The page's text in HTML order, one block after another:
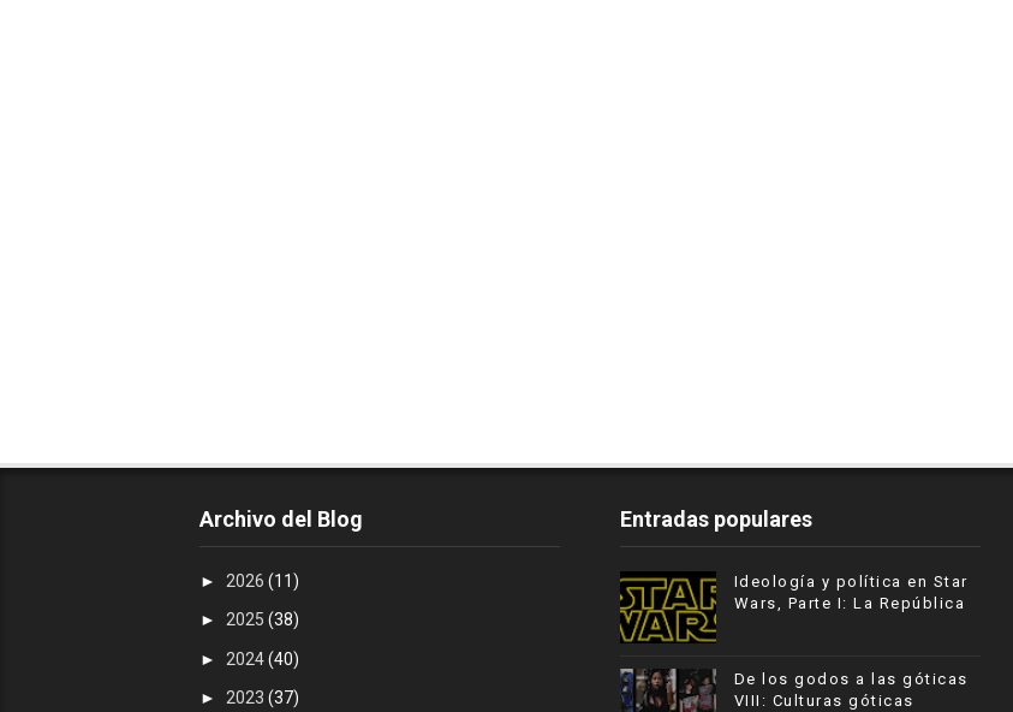
Archivo del Blog
► 2026 (11)
► 2025 (38)
► 2024(40)
► 2023 (37)
Entradas populares
Ideología y política en Star
Wars, Parte I: La República
De los godos a las góticas
VIII: Culturas góticas